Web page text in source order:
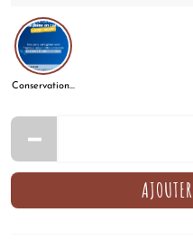
Conservation fortes chaleurs